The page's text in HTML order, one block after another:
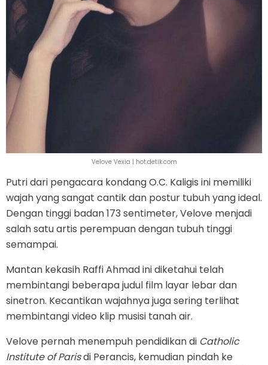
Velove Vexia | hot.detik.com
Putri dari pengacara kondang O.C. Kaligis ini memiliki
wajah yang sangat cantik dan postur tubuh yang ideal.
Dengan tinggi badan 173 sentimeter, Velove menjadi
salah satu artis perempuan dengan tubuh tinggi
semampai.
Mantan kekasih Raffi Ahmad ini diketahui telah
membintangi beberapa judul film layar lebar dan
sinetron. Kecantikan wajahnya juga sering terlihat
membintangi video klip musisi tanah air.
Velove pernah menempuh pendidikan di Catholic
Institute of Parisdi Perancis, kemudian pindah ke